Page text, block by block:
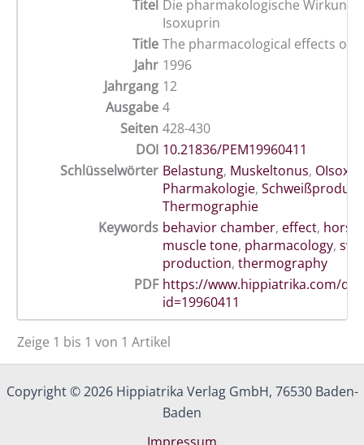
Titel Die pharmakologische Wirkung
Isoxuprin
Title The pharmacological effects of
Jahr 1996
Jahrgang 12
Ausgabe 4
Seiten 428-430
DOI 10.21836/PEM19960411
Schlüsselwörter Belastung, Muskeltonus,
Pharmakologie,
Thermographie
Keywords behavior chamber, effect, horse
muscle tone, pharmacology,
production, thermography
PDF https://www.hippiatrika.com/
id=19960411
Zeige 1 bis 1 von 1 Artikel
Copyright © 2026 Hippiatrika Verlag GmbH, 76530 Baden-
Baden